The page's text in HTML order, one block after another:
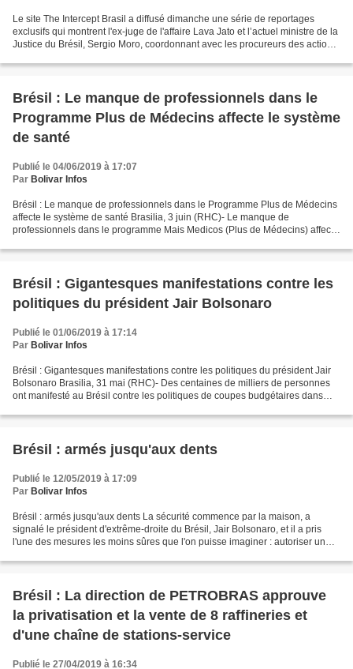
Le site The Intercept Brasil a diffusé dimanche une série de reportages
exclusifs qui montrent l'ex-juge de l'affaire Lava Jato et l’actuel ministre de la
Justice du Brésil, Sergio Moro, coordonnant avec les procureurs des actions
Brésil : Le manque de professionnels dans le
Programme Plus de Médecins affecte le système
de santé
Publié le 04/06/2019 à 17:07
Par Bolivar Infos
Brésil : Le manque de professionnels dans le Programme Plus de Médecins
affecte le système de santé Brasilia, 3 juin (RHC)- Le manque de
professionnels dans le programme Mais Medicos (Plus de Médecins) affecte
Brésil : Gigantesques manifestations contre les
politiques du président Jair Bolsonaro
Publié le 01/06/2019 à 17:14
Par Bolivar Infos
Brésil : Gigantesques manifestations contre les politiques du président Jair
Bolsonaro Brasilia, 31 mai (RHC)- Des centaines de milliers de personnes
ont manifesté au Brésil contre les politiques de coupes budgétaires dans
Brésil : armés jusqu'aux dents
Publié le 12/05/2019 à 17:09
Par Bolivar Infos
Brésil : armés jusqu'aux dents La sécurité commence par la maison, a
signalé le président d'extrême-droite du Brésil, Jair Bolsonaro, et il a pris
l'une des mesures les moins sûres que l'on puisse imaginer : autoriser un
Brésil : La direction de PETROBRAS approuve
la privatisation et la vente de 8 raffineries et
d'une chaîne de stations-service
Publié le 27/04/2019 à 16:34